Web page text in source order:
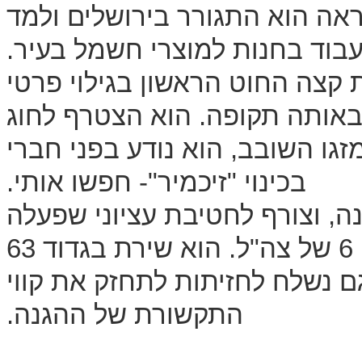
הוא התגורר בירושלים ולמד
בחנות למוצרי חשמל בעיר.
החוט הראשון בגילוי פרטי
תקופה. הוא הצטרף לחוג
השובב, הוא נודע בפני חברי
בכינוי "זיכמיר"- חפשו אותי.
להגנה, וצורף לחטיבת עציוני שפעלה
בירושלים ולימים הפכה לחטיבה 6 של צה"ל. הוא שירת בגדוד 63
לחזיתות לתחזק את קווי
התקשורת של ההגנה.